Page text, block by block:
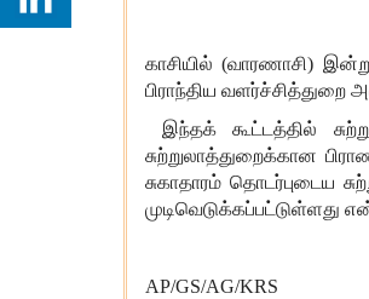
காசியில் (வாரணாசி)
பிராந்திய வளர்ச்சித்துறை
இந்தக் கூட்டத்தில்
சுற்றுலாத்துறைக்கான
சுகாதாரம் தொடர்புடைய
முடிவெடுக்கப்பட்டுள்ளது
AP/GS/AG/KRS